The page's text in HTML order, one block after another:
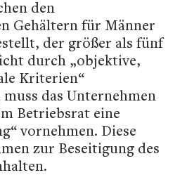
den
Gehältern für Männer
der größer als fünf
durch „objektive,
Kriterien“
das Unternehmen
Betriebsrat eine
vornehmen. Diese
zur Beseitigung des